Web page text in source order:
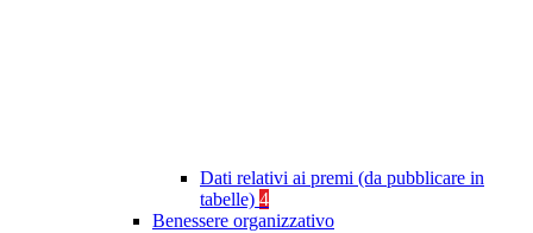
Dati relativi ai premi (da pubblicare in
tabelle) 4
Benessere organizzativo